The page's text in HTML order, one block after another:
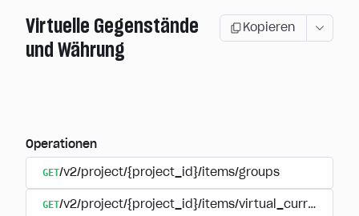
Virtuelle Gegenstände
und Währung
Kopieren
Operationen
GET/v2/project/{project_id}/items/groups
GET/v2/project/{project_id}/items/virtual_currency